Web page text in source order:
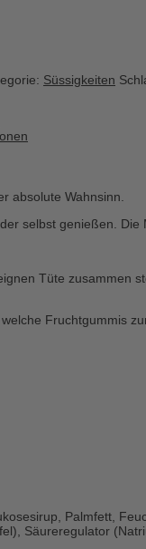
Süssigkeiten
absolute Wahnsinn.
selbst genießen.
Tüte zusammen
Fruchtgummis
Palmfett,
Säureregulator